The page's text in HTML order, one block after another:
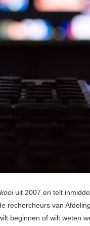
uit 2007 en telt
rechercheurs van
beginnen of wilt weten